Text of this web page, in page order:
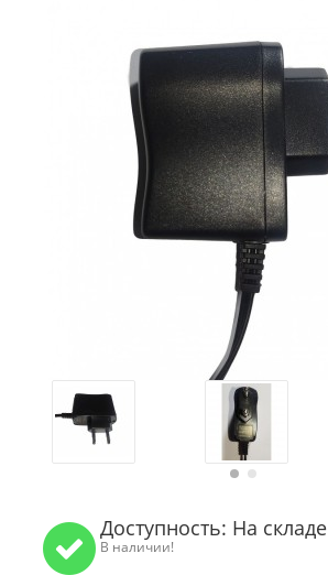
Доступность: На складе
В наличии!